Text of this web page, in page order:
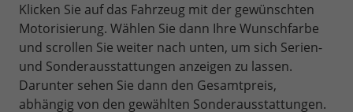
Klicken Sie auf das Fahrzeug mit der gewünschten
Motorisierung. Wählen Sie dann Ihre Wunschfarbe
und scrollen Sie weiter nach unten, um sich Serien-
und Sonderausstattungen anzeigen zu lassen.
Darunter sehen Sie dann den Gesamtpreis,
abhängig von den gewählten Sonderausstattungen.